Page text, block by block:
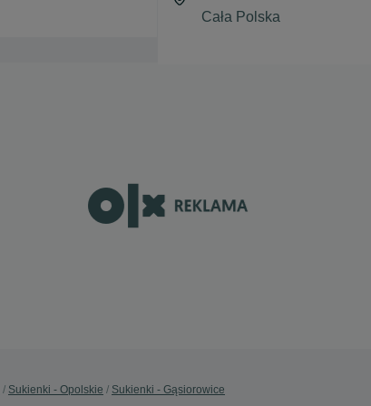
Sukienki - Opolskie Sukienki - Gąsiorowice